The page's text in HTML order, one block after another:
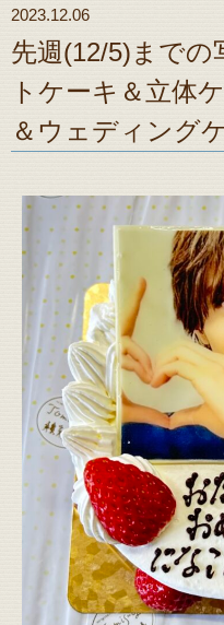
2023.12.06
先週(12/5)までの
トケーキ＆立体
＆ウェディング